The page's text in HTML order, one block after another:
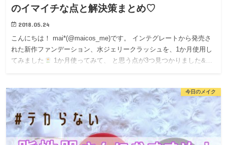
のイマイチな点と解決策まとめ♡
2018.05.24
こんにちは！ mai*(@maicos_me)です。 インテグレートから発売さ
れた新作ファンデーション、水ジェリークラッシュを、1か月使用し
てみました
1か月使ってみて、 と思う点が3つ見つかりました&…
今日のメイク